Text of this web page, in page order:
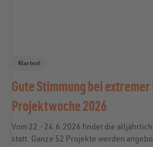
Klartext
Gute Stimmung bei extremer
Projektwoche 2026
Vom 22.-24.6.2026 findet die
statt. Ganze 52 Projekte werden